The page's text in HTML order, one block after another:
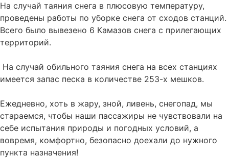
На случай таяния снега в плюсовую температуру,
проведены работы по уборке снега от сходов станций.
Всего было вывезено 6 Камазов снега с прилегающих
территорий.
На случай обильного таяния снега на всех станциях
имеется запас песка в количестве 253-х мешков.
Ежедневно, хоть в жару, зной, ливень, снегопад, мы
стараемся, чтобы наши пассажиры не чувствовали на
себе испытания природы и погодных условий, а
вовремя, комфортно, безопасно доехали до нужного
пункта назначения!